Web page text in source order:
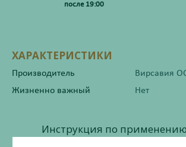
после 19:00
ХАРАКТЕРИСТИКИ
Производитель
Вирсавия
Жизненно важный
Нет
Инструкция по применению